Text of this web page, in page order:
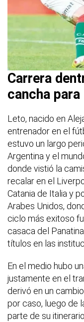
Carrera
cancha
Leto, nacido en
entrenador en el
estuvo un largo
Argentina y el
donde vistió la
recalar en el
Catania de Italia y
Arabes Unidos,
ciclo más exitoso
casaca del
títulos en las
En el medio hubo
justamente en el
derivó en un
por caso, luego de
parte de su